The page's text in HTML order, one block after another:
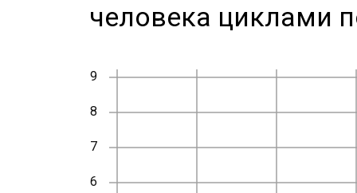
человека циклами